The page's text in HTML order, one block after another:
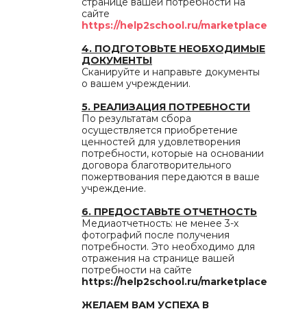
сайте
https://help2school.ru/marketplace
4. ПОДГОТОВЬТЕ НЕОБХОДИМЫЕ
ДОКУМЕНТЫ
Сканируйте и направьте документы
о вашем учреждении.
5. РЕАЛИЗАЦИЯ ПОТРЕБНОСТИ
По результатам сбора
осуществляется приобретение
ценностей для удовлетворения
потребности, которые на основании
договора благотворительного
пожертвования передаются в ваше
учреждение.
6. ПРЕДОСТАВЬТЕ ОТЧЕТНОСТЬ
Медиаотчетность: не менее 3-х
фотографий после получения
потребности. Это необходимо для
отражения на странице вашей
потребности на сайте
https://help2school.ru/marketplace
ЖЕЛАЕМ ВАМ УСПЕХА В